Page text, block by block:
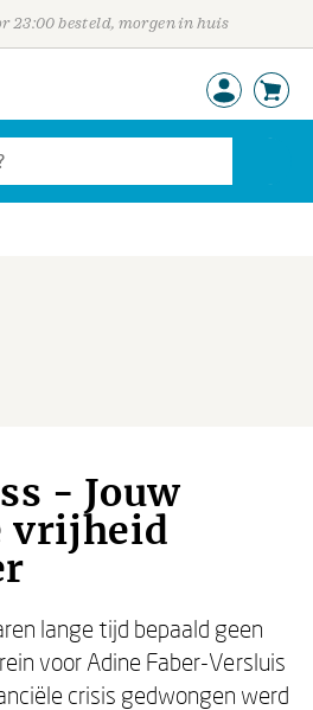
23:00 besteld, morgen in huis
- Jouw
vrijheid
lange tijd bepaald geen
voor Adine Faber-Versluis
crisis gedwongen werd